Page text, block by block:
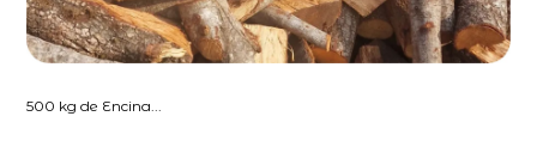
500 kg de Encina...